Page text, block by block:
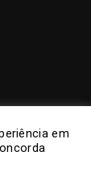
em